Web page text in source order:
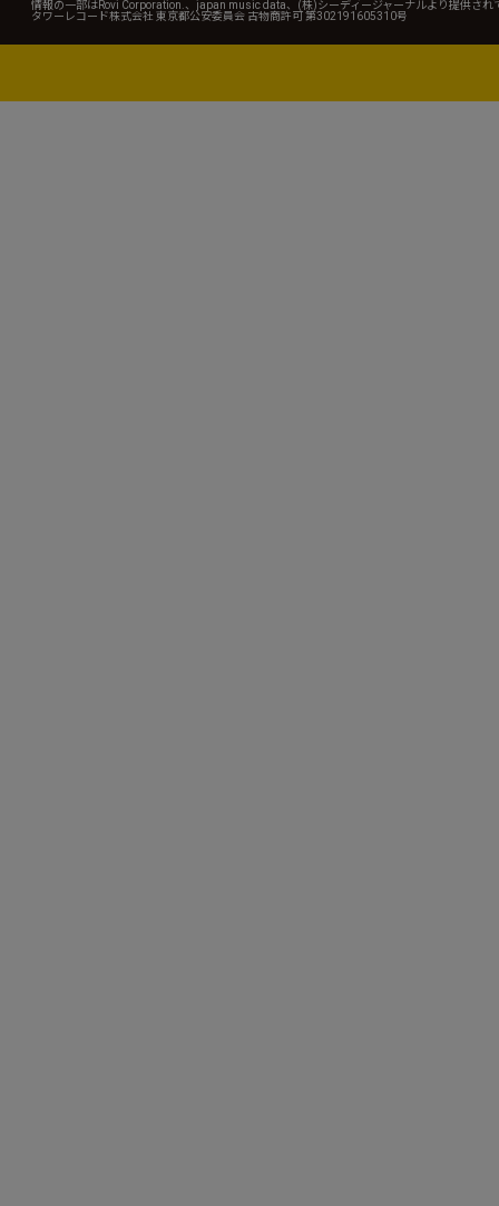
情報の一部はRovi Corporation.、japan music data、(株)シーディージャーナルより提供され
タワーレコード株式会社 東京都公安委員会 古物商許可 第302191605310号